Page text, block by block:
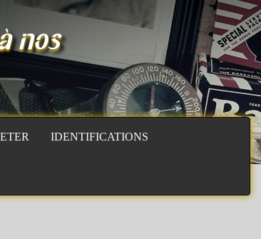
nos
IDENTIFICATIONS